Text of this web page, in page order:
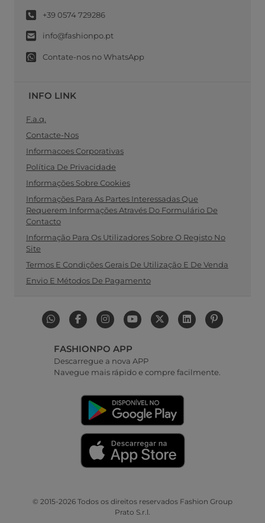
+39 0574 729286
info@fashionpo.pt
Contate-nos no WhatsApp
INFO LINK
F.a.q.
Contacte-Nos
Informacoes Corporativas
Política De Privacidade
Informações Sobre Cookies
Informações Para As Partes Interessadas Que
Requerem Informações Através Do Formulário De
Contacto
Informação Para Os Utilizadores Sobre O Registo No
Site
Termos E Condições Gerais De Utilização E De Venda
Envio E Métodos De Pagamento
FASHIONPO APP
Descarregue a nova APP
Navegue mais rápido e compre facilmente.
© 2015-2026 Todos os direitos reservados Fashion Group
Prato S.r.l.